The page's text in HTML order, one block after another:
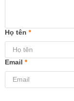
Họ tên *
Email *